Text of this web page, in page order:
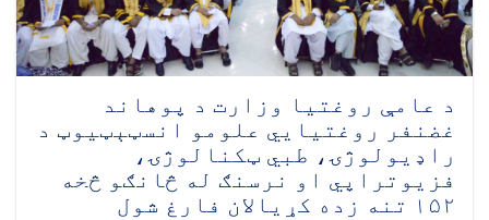
اونۍ
په
مناسبت
د
پروګرامونه
ترسره
شول
د عامې روغتیا وزارت د پوهاند
غضنفر روغتیايي علومو انسټېټیوټ د
راډیولوژۍ، طبي ټکنالوژۍ،
فزیوتراپي او نرسنګ له څانګو څخه
۱۵۲ تنه زده‌ کړیالان فارغ شول